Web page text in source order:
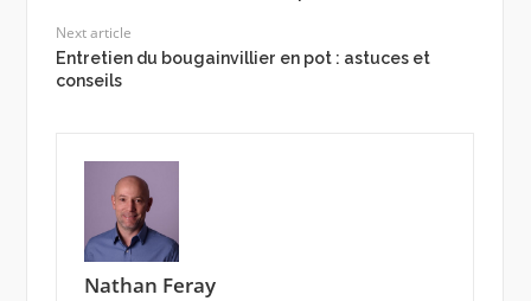
Next article
Entretien du bougainvillier en pot : astuces et
conseils
Nathan Feray